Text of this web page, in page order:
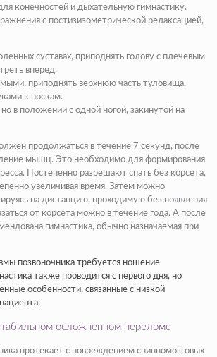
конечностей и дыхательную гимнастику.
с постизизометрической релаксацией,
суставах, приподнять голову с плечевым
вперед.
приподнять верхнюю часть туловища,
к носкам.
в положении с одной ногой, закинутой на
продолжаться в течение 7 секунд, после
мышц. Это необходимо для формирования
Постепенно разрешают спать без корсета,
увеличивая время. Затем можно
на дистанцию, проходимую без появления
от корсета можно в течение года. А после
гимнастика, обычно назначаемая при
позвоночника требуется ношение
также проводится с первого дня, но
особенности, связанные с низкой
осложненном переломе
протекает с повреждением спинномозговых